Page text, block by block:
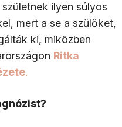
ilyen súlyos
mert a se a szülőket,
ki, miközben
Ritka
.